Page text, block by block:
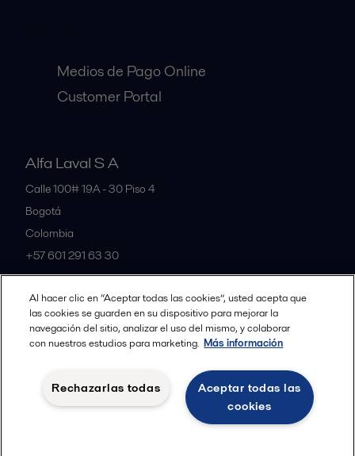
Medios de Pago Online
Customer Portal
Alfa Laval S A
Calle 100# 19A - 30 Piso 4
Bogotá
Colombia
+57 601 291 63 30
All offices and partners
Política de Privacidad Alfa Laval
Política de Cookies
Condiciones y terminos legales
Al hacer clic en “Aceptar todas las cookies”, usted acepta que
las cookies se guarden en su dispositivo para mejorar la
navegación del sitio, analizar el uso del mismo, y colaborar
con nuestros estudios para marketing. Más información
Aceptar todas las
cookies
Rechazarlas todas